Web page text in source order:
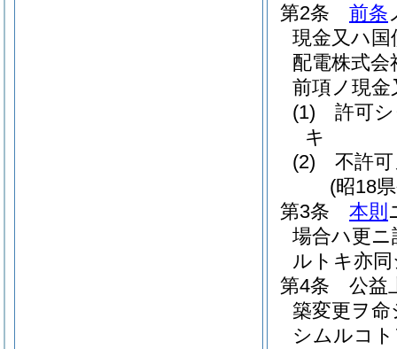
第2条
前条
現金又ハ
配電株式
前項ノ現
(1)
許可
キ
(2)
不許
(昭18
第3条
本則
場合ハ更
ルトキ亦
第4条
公益
築変更ヲ
シムルコ